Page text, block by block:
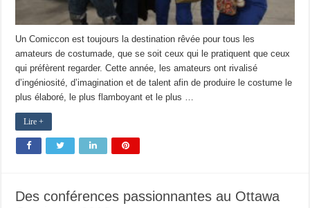
Un Comiccon est toujours la destination rêvée pour tous les
amateurs de costumade, que se soit ceux qui le pratiquent que ceux
qui préfèrent regarder. Cette année, les amateurs ont rivalisé
d’ingéniosité, d’imagination et de talent afin de produire le costume le
plus élaboré, le plus flamboyant et le plus …
Lire +
Des conférences passionnantes au Ottawa